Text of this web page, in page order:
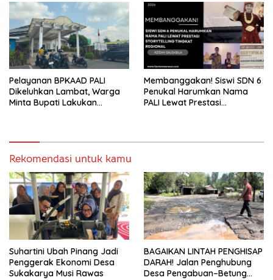
Melalui Reses Ke-2 Tahun
2026
Pelayanan BPKAAD PALI
Dikeluhkan Lambat, Warga
Minta Bupati Lakukan
Membanggakan! Siswi SDN 6
Penukal Harumkan Nama
PALI Lewat Prestasi
Rekomendasi untuk kamu
Suhartini Ubah Pinang Jadi
Penggerak Ekonomi Desa
Sukakarya Musi Rawas
BAGAIKAN LINTAH PENGHISAP
DARAH! Jalan Penghubung
Desa Pengabuan–Betung